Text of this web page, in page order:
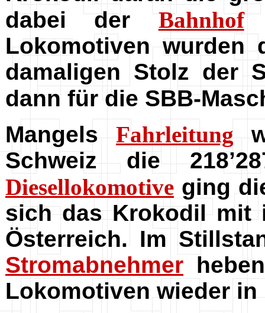
dabei der Bahnhof
Lokomotiven wurden
damaligen Stolz der
dann für die SBB-
MangelsFahrleitung
Schweiz die
Diesellokomotive ging
sich das Krokodil mit
Österreich. Im
Stromabnehmer
Lokomotiven wieder